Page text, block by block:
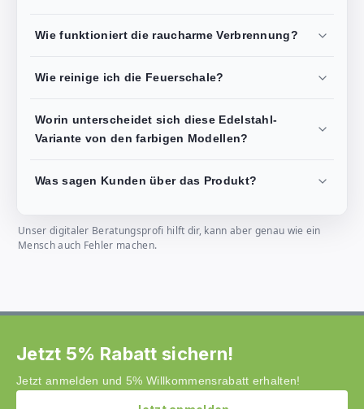
Wie funktioniert die raucharme Verbrennung?
Wie reinige ich die Feuerschale?
Worin unterscheidet sich diese Edelstahl-
Variante von den farbigen Modellen?
Was sagen Kunden über das Produkt?
Unser digitaler Beratungsprofi hilft dir, kann aber genau wie ein
Mensch auch Fehler machen.
Jetzt 5% Rabatt sichern!
Jetzt anmelden und 5% Willkommensrabatt erhalten!